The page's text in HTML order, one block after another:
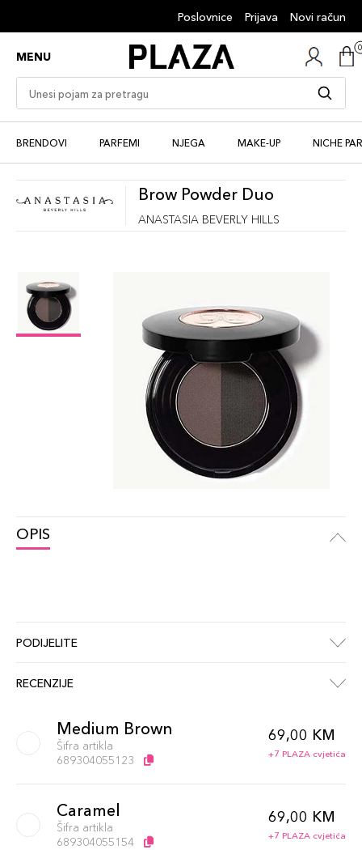
Poslovnice Prijava Novi račun
MENU
BRENDOVI PARFEMI NJEGA MAKE-UP NICHE
Brow Powder Duo
ANASTASIA BEVERLY HILLS
OPIS
PODIJELITE
RECENZIJE
Medium Brown
Šifra artikla
689304055123
69,00 KM
+7 PLAZA cvjetića
Caramel
Šifra artikla
689304055154
69,00 KM
+7 PLAZA cvjetića